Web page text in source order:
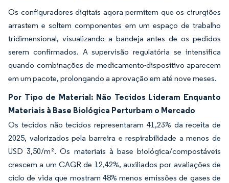
Os configuradores digitais agora permitem que os cirurgiões
arrastem e soltem componentes em um espaço de trabalho
tridimensional, visualizando a bandeja antes de os pedidos
serem confirmados. A supervisão regulatória se intensifica
quando combinações de medicamento-dispositivo aparecem
em um pacote, prolongando a aprovação em até nove meses.
Por Tipo de Material: Não Tecidos Lideram Enquanto
Materiais à Base Biológica Perturbam o Mercado
Os tecidos não tecidos representaram 41,23% da receita de
2025, valorizados pela barreira e respirabilidade a menos de
USD 3,50/m². Os materiais à base biológica/compostáveis
crescem a um CAGR de 12,42%, auxiliados por avaliações de
ciclo de vida que mostram 48% menos emissões de gases de